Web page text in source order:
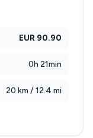
EUR 90.90
0h 21min
20 km / 12.4 mi